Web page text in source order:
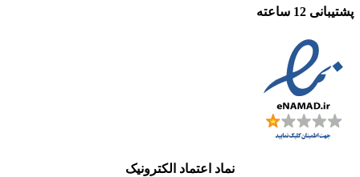
پشتیبانی 12 ساعته
نماد اعتماد الکترونیک